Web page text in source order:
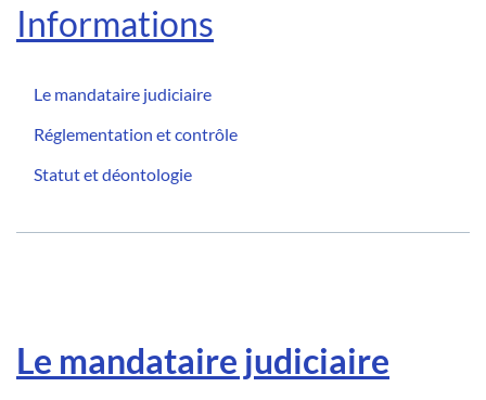
Informations
Le mandataire judiciaire
Réglementation et contrôle
Statut et déontologie
Le mandataire judiciaire